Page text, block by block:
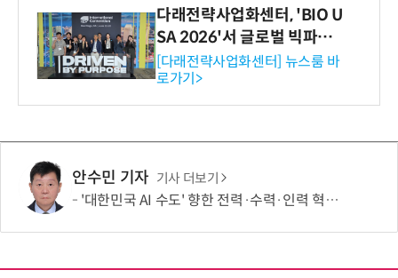
다래전략사업화센터, 'BIO U
SA 2026'서 글로벌 빅파마
와의 비즈니스 미팅 지원…K
-바이오 해외 진출 교두보 확
보
[다래전략사업화센터] 뉴스룸 바
로가기>
안수민 기자 기사 더보기
'대한민국 AI 수도' 향한 전력·수력·인력 혁신 시동…'충남 3력 혁신 TF 회의 첫 개최